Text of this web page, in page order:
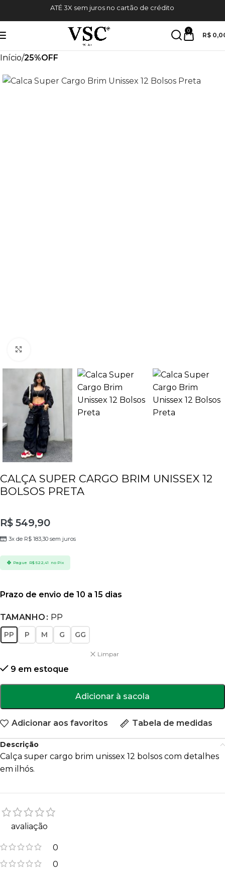
ATÉ 3X sem juros no cartão de crédito
0
R$
Início 25%OFF
CALÇA SUPER CARGO BRIM UNISSEX 12
BOLSOS PRETA
R$ 549,90
3x de R$ 183,30 sem juros
Pague R$522,41 no Pix
Prazo de envio de 10 a 15 dias
TAMANHO PP
PP P M G GG
Limpar
9 em estoque
Adicionar à sacola
Adicionar aos favoritos Tabela de medidas
Descrição
Calça super cargo brim unissex 12 bolsos com detalhes
em ilhós.
avaliação
0
0